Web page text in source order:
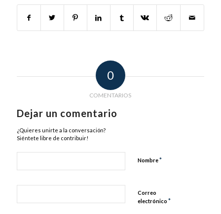
0
COMENTARIOS
Dejar un comentario
¿Quieres unirte a la conversación?
Siéntete libre de contribuir!
Nombre*
Correo
electrónico *